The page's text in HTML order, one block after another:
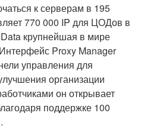
к серверам в 195
770 000 IP для ЦОДов в
крупнейшая в мире
Proxy Manager
управления для
организации
он открывает
поддержке 100